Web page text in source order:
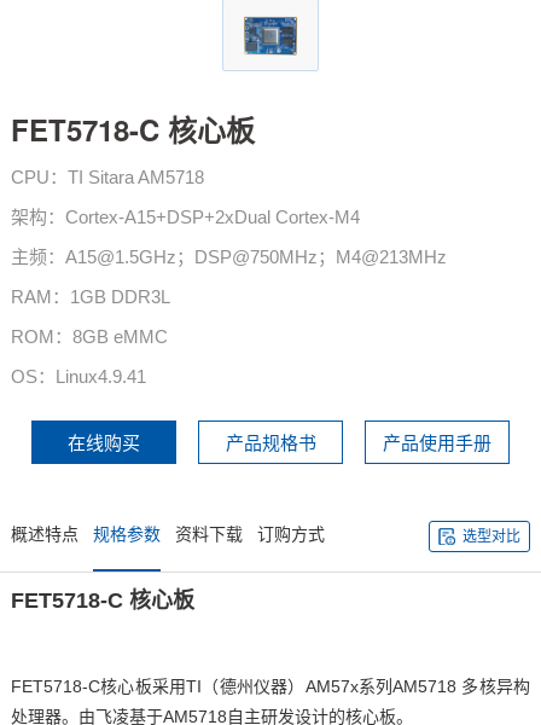
FET5718-C 核心板
CPU：TI Sitara AM5718
架构：Cortex-A15+DSP+2xDual Cortex-M4
主频：A15@1.5GHz；DSP@750MHz；M4@213MHz
RAM：1GB DDR3L
ROM：8GB eMMC
OS：Linux4.9.41
在线购买 产品规格书 产品使用手册
概述特点 规格参数 资料下载 订购方式 选型对比
FET5718-C 核心板
FET5718-C核心板采用TI（德州仪器）AM57x系列AM5718 多核异构
处理器。由飞凌基于AM5718自主研发设计的核心板。